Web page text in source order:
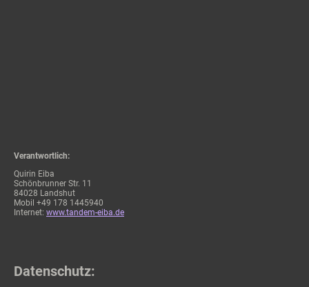
Verantwortlich:
Quirin Eiba
Schönbrunner Str. 11
84028 Landshut
Mobil +49 178 1445940
Internet: www.tandem-eiba.de
Datenschutz: